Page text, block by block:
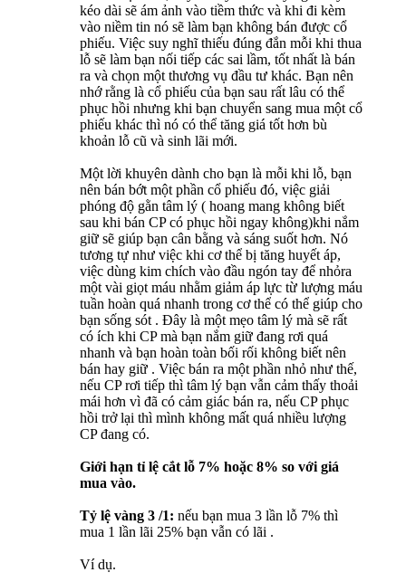
kéo dài sẽ ám ảnh vào tiềm thức và khi đi kèm
vào niềm tin nó sẽ làm bạn không bán được cổ
phiếu. Việc suy nghĩ thiếu đúng đắn mỗi khi thua
lỗ sẽ làm bạn nối tiếp các sai lầm, tốt nhất là bán
ra và chọn một thương vụ đầu tư khác. Bạn nên
nhớ rằng là cổ phiếu của bạn sau rất lâu có thể
phục hồi nhưng khi bạn chuyển sang mua một cổ
phiếu khác thì nó có thể tăng giá tốt hơn bù
khoản lỗ cũ và sinh lãi mới.
Một lời khuyên dành cho bạn là mỗi khi lỗ, bạn
nên bán bớt một phần cổ phiếu đó, việc giải
phóng độ gằn tâm lý ( hoang mang không biết
sau khi bán CP có phục hồi ngay không)khi nắm
giữ sẽ giúp bạn cân bằng và sáng suốt hơn. Nó
tương tự như việc khi cơ thể bị tăng huyết áp,
việc dùng kim chích vào đầu ngón tay để nhỏra
một vài giọt máu nhằm giảm áp lực từ lượng máu
tuần hoàn quá nhanh trong cơ thể có thể giúp cho
bạn sống sót . Đây là một mẹo tâm lý mà sẽ rất
có ích khi CP mà bạn nắm giữ đang rơi quá
nhanh và bạn hoàn toàn bối rối không biết nên
bán hay giữ . Việc bán ra một phần nhỏ như thế,
nếu CP rơi tiếp thì tâm lý bạn vẫn cảm thấy thoải
mái hơn vì đã có cảm giác bán ra, nếu CP phục
hồi trở lại thì mình không mất quá nhiều lượng
CP đang có.
Giới hạn tỉ lệ cắt lỗ 7% hoặc 8% so với giá
mua vào.
Tỷ lệ vàng 3 /1: nếu bạn mua 3 lần lỗ 7% thì
mua 1 lần lãi 25% bạn vẫn có lãi .
Ví dụ.